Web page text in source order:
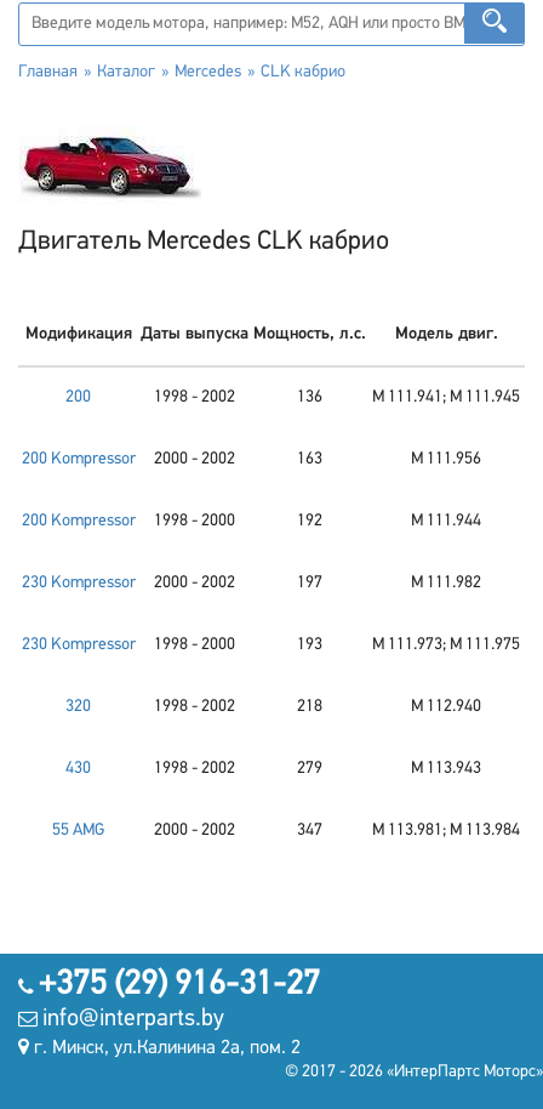
Главная Каталог Mercedes CLK кабрио
Двигатель Mercedes CLK кабрио
Модификация Даты выпуска Мощность, л.с. Модель двиг.
200 1998 - 2002 136 M 111.941; M 111.945
200 Kompressor 2000 - 2002 163 M 111.956
200 Kompressor 1998 - 2000 192 M 111.944
230 Kompressor 2000 - 2002 197 M 111.982
230 Kompressor 1998 - 2000 193 M 111.973; M 111.975
320 1998 - 2002 218 M 112.940
430 1998 - 2002 279 M 113.943
55 AMG 2000 - 2002 347 M 113.981; M 113.984
+375 (29) 916-31-27
info@interparts.by
г. Минск, ул.Калинина 2а, пом. 2
© 2017 - 2026 «ИнтерПартс Моторс»